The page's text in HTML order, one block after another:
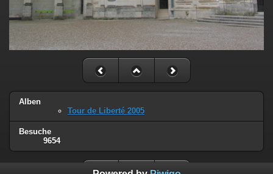
Alben
Tour de Liberté 2005
Besuche
9654